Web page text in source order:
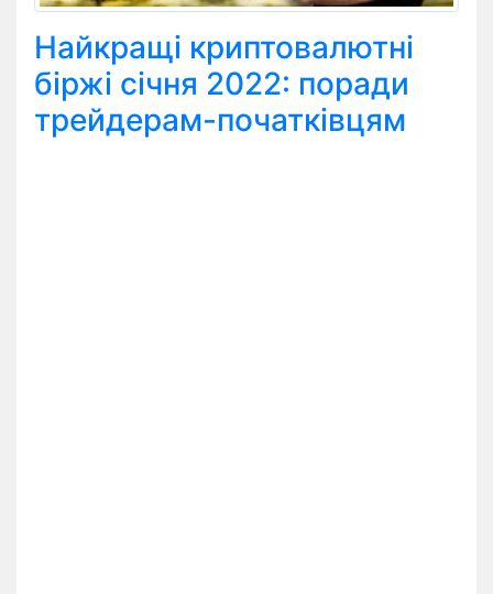
Найкращі криптовалютні
біржі січня 2022: поради
трейдерам-початківцям